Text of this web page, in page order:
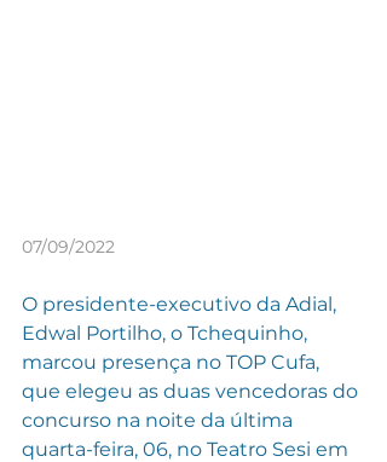
07/09/2022
O presidente-executivo da Adial,
Edwal Portilho, o Tchequinho,
marcou presença no TOP Cufa,
que elegeu as duas vencedoras do
concurso na noite da última
quarta-feira, 06, no Teatro Sesi em